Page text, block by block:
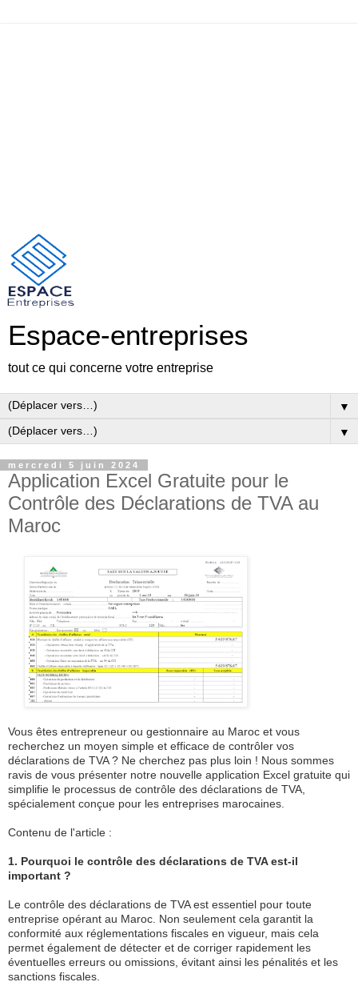
Espace-entreprises
tout ce qui concerne votre entreprise
▼
▼
mercredi 5 juin 2024
Application Excel Gratuite pour le
Contrôle des Déclarations de TVA au
Maroc
Vous êtes entrepreneur ou gestionnaire au Maroc et vous
recherchez un moyen simple et efficace de contrôler vos
déclarations de TVA ? Ne cherchez pas plus loin ! Nous sommes
ravis de vous présenter notre nouvelle application Excel gratuite qui
simplifie le processus de contrôle des déclarations de TVA,
spécialement conçue pour les entreprises marocaines.
Contenu de l'article :
1. Pourquoi le contrôle des déclarations de TVA est-il
important ?
Le contrôle des déclarations de TVA est essentiel pour toute
entreprise opérant au Maroc. Non seulement cela garantit la
conformité aux réglementations fiscales en vigueur, mais cela
permet également de détecter et de corriger rapidement les
éventuelles erreurs ou omissions, évitant ainsi les pénalités et les
sanctions fiscales.